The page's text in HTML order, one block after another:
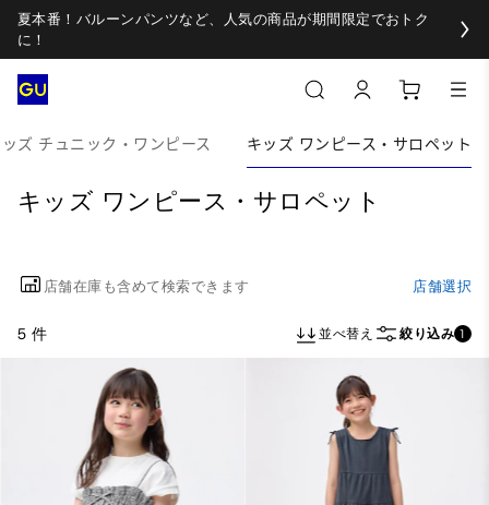
夏本番！バルーンパンツなど、人気の商品が期間限定でおトク
に！
ズ チュニック・ワンピース キッズ ワンピース・サロペット
キッズ ワンピース・サロペット
店舗在庫も含めて検索できます 店舗選択
5 件 並べ替え 絞り込み 1